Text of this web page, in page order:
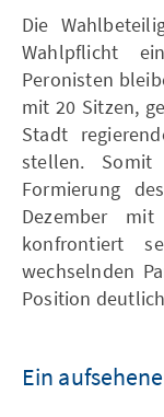
Die
Wahlpflicht
Peronisten
mit 20 Sitzen,
Stadt
stellen.
Formierung
Dezember
konfrontiert
wechselnden
Position
Ein